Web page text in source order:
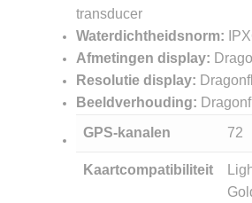
transducer
Waterdichtheidsnorm:
Afmetingen display:
Resolutie display:
Beeldverhouding:
GPS-kanalen
72
Kaartcompatibiliteit